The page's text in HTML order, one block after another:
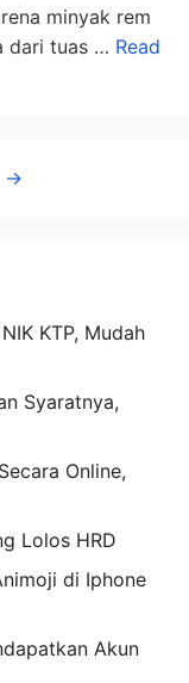
minyak rem
dari tuas … Read
→
KTP, Mudah
Syaratnya,
Online,
Lolos HRD
di Iphone
Akun